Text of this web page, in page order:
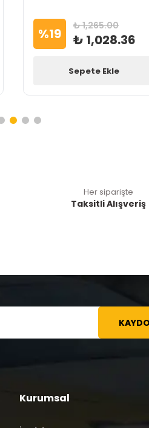
%19 ₺ 1,265.00
₺ 1,028.36
Sepete Ekle
Her siparişte
Taksitli Alışveriş
Kurumsal